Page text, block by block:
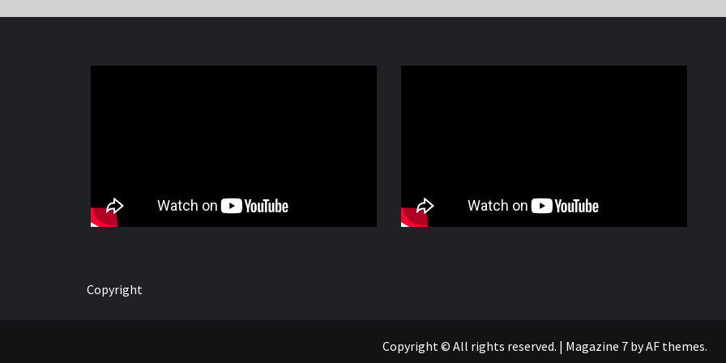
Copyright
Copyright © All rights reserved. | Magazine 7by AF themes.